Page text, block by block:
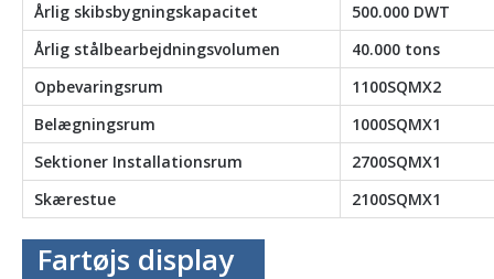
Årlig skibsbygningskapacitet
500.000 DWT
Årlig stålbearbejdningsvolumen
40.000 tons
Opbevaringsrum
1100SQMX2
Belægningsrum
1000SQMX1
Sektioner Installationsrum
2700SQMX1
Skærestue
2100SQMX1
Fartøjs display